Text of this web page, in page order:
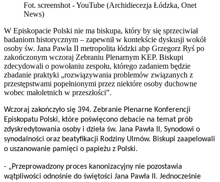
Fot. screenshot - YouTube (Archidiecezja Łódzka, Onet
News)
W Episkopacie Polski nie ma biskupa, który by się sprzeciwiał
badaniom historycznym – zapewnił w kontekście dyskusji wokół
osoby św. Jana Pawła II metropolita łódzki abp Grzegorz Ryś po
zakończonym wczoraj Zebraniu Plenarnym KEP. Biskupi
zdecydowali o powołaniu zespołu, którego zadaniem będzie
zbadanie praktyki „rozwiązywania problemów związanych z
przestępstwami popełnionymi przez niektóre osoby duchowne
wobec małoletnich w przeszłości”.
Wczoraj zakończyło się 394. Zebranie Plenarne Konferencji
Episkopatu Polski, które poświęcono debacie na temat prób
zdyskredytowania osoby i dzieła św. Jana Pawła II, Synodowi o
synodalności oraz beatyfikacji Rodziny Ulmów. Biskupi zaapelowali
o uszanowanie pamięci o papieżu z Polski.
- „Przeprowadzony proces kanonizacyjny nie pozostawia
wątpliwości odnośnie do świętości Jana Pawła II. Jednocześnie